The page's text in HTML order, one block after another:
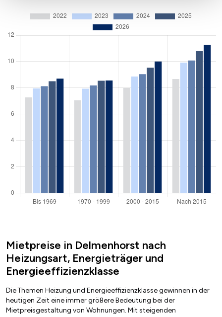
Mietpreise in Delmenhorst nach
Heizungsart, Energieträger und
Energieeffizienzklasse
Die Themen Heizung und Energieeffizienzklasse gewinnen in der
heutigen Zeit eine immer größere Bedeutung bei der
Mietpreisgestaltung von Wohnungen. Mit steigenden